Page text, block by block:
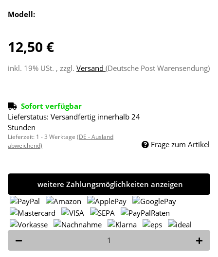
Modell:
12,50 €
inkl. 19% USt. , zzgl. Versand (Deutsche Post Warensendung)
Sofort verfügbar
Lieferstatus: Versandfertig innerhalb 24
Stunden
Lieferzeit: 1 - 3 Werktage (DE - Ausland
abweichend)
Frage zum Artikel
weitere Zahlungsmöglichkeiten anzeigen